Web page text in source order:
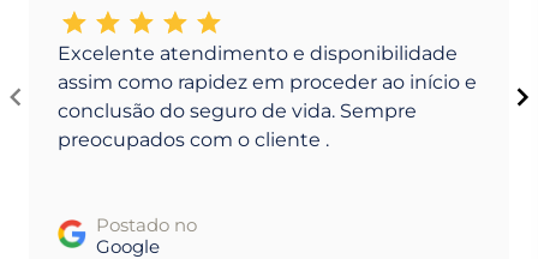
Excelente atendimento e disponibilidade
assim como rapidez em proceder ao início e
conclusão do seguro de vida. Sempre
preocupados com o cliente .
Postado no
Google